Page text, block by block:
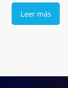
Leer más